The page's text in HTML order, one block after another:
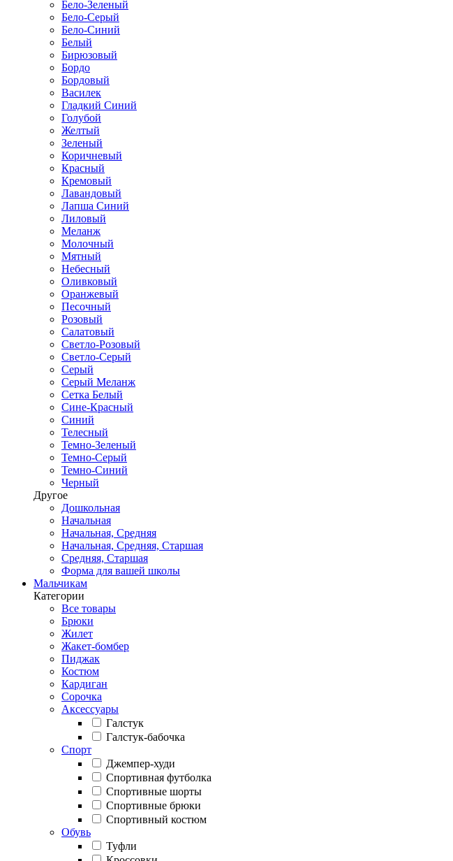
Бело-Зеленый
Бело-Серый
Бело-Синий
Белый
Бирюзовый
Бордо
Бордовый
Василек
Гладкий Синий
Голубой
Желтый
Зеленый
Коричневый
Красный
Кремовый
Лавандовый
Лапша Синий
Лиловый
Меланж
Молочный
Мятный
Небесный
Оливковый
Оранжевый
Песочный
Розовый
Салатовый
Светло-Розовый
Светло-Серый
Серый
Серый Меланж
Сетка Белый
Сине-Красный
Синий
Телесный
Темно-Зеленый
Темно-Серый
Темно-Синий
Черный
Другое
Дошкольная
Начальная
Начальная, Средняя
Начальная, Средняя, Старшая
Средняя, Старшая
Форма для вашей школы
Мальчикам
Категории
Все товары
Брюки
Жилет
Жакет-бомбер
Пиджак
Костюм
Кардиган
Сорочка
Аксессуары
Галстук
Галстук-бабочка
Спорт
Джемпер-худи
Спортивная футболка
Спортивные шорты
Спортивные брюки
Спортивный костюм
Обувь
Туфли